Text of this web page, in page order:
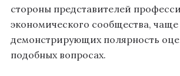
стороны представителей
экономического сообщества, чаще
демонстрирующих полярность
подобных вопросах.